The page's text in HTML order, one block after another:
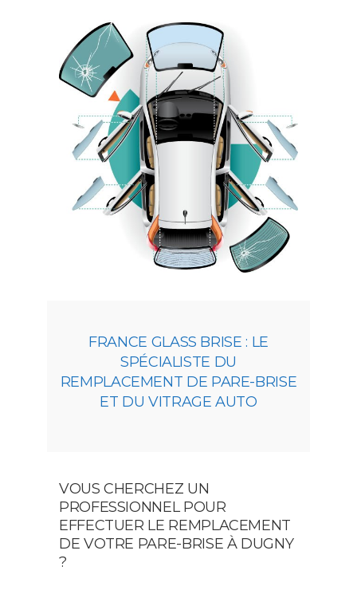
FRANCE GLASS BRISE : LE
SPÉCIALISTE DU
REMPLACEMENT DE PARE-BRISE
ET DU VITRAGE AUTO
VOUS CHERCHEZ UN
PROFESSIONNEL POUR
EFFECTUER LE REMPLACEMENT
DE VOTRE PARE-BRISE À DUGNY
?